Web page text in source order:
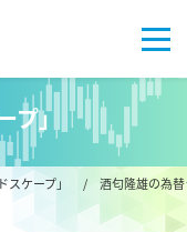
プ」
ケープ」 / 酒匂隆雄の為替